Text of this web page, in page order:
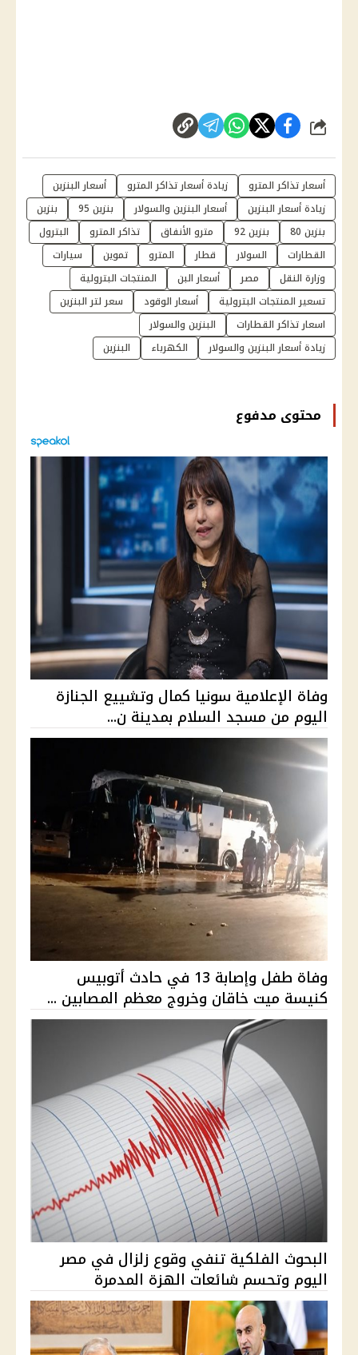
شارك
أسعار تذاكر المترو زيادة أسعار تذاكر المترو
أسعار البنزين
زيادة أسعار البنزين
أسعار البنزين والسولار بنزين 95
بنزين
بنزين 80
بنزين 92 مترو الأنفاق تذاكر المترو
البترول
القطارات
السولار قطار المترو تموين
سيارات
وزارة النقل
مصر أسعار البن
المنتجات البترولية
تسعير المنتجات البترولية
أسعار الوقود
سعر لتر البنزين
اسعار تذاكر القطارات
البنزين والسولار
زيادة أسعار البنزين والسولار
الكهرباء البنزين
محتوى مدفوع
وفاة الإعلامية سونيا كمال وتشييع الجنازة
اليوم من مسجد السلام بمدينة ن...
وفاة طفل وإصابة 13 في حادث أتوبيس
كنيسة ميت خاقان وخروج معظم المصابين ...
البحوث الفلكية تنفي وقوع زلزال في مصر
اليوم وتحسم شائعات الهزة المدمرة